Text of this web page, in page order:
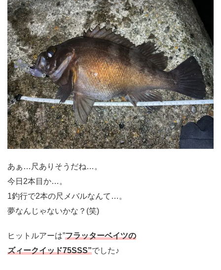
あぁ…尺ありそうだね…。
今日2本目か…。
1釣行で2本の尺メバルなんて…。
夢なんじゃないかな？(笑)
ヒットルアーは”フラッターベイツの
ズィークイッド75SSS”でした♪